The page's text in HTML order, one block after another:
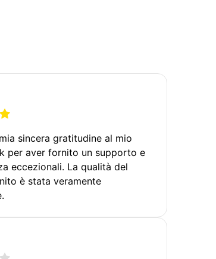
sincera gratitudine al mio
per aver fornito un supporto e
eccezionali. La qualità del
è stata veramente